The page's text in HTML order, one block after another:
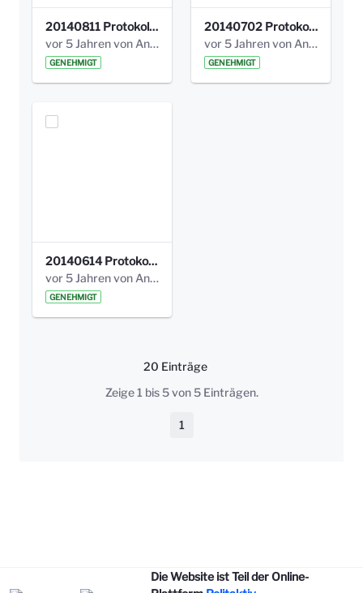
20140811 Protokoll Park am Gesundheitsamt 02.pdf
vor 5 Jahren von Anni Schlumberger
GENEHMIGT
20140702 Protokoll Park am Gesundheitsam 01.pdf
vor 5 Jahren von Anni Schlumberger
GENEHMIGT
20140614 Protokoll Park Am Gesundheitsamt 00.pdf
vor 5 Jahren von Anni Schlumberger
GENEHMIGT
20 Einträge
Pro Seite
Zeige 1 bis 5 von 5 Einträgen.
Seite
1
Die Website ist Teil der Online-